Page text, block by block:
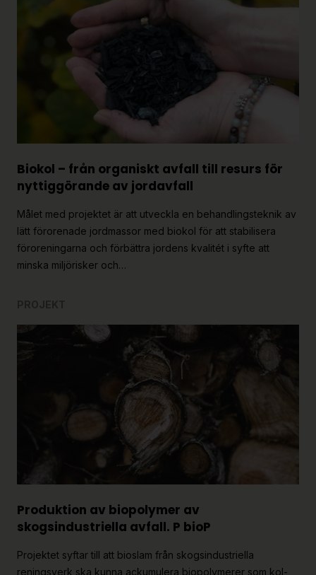
Biokol – från organiskt avfall till resurs för
nyttiggörande av jordavfall
Målet med projektet är att utveckla en behandlingsteknik av
lätt förorenade jordmassor med biokol för att stabilisera
föroreningarna och förbättra jordens kvalitét i syfte att
minska miljörisker och…
Produktion av biopolymer av
skogsindustriella avfall. P bioP
Projektet syftar till att bioslam från skogsindustriella
reningsverk ska kunna ackumulera biopolymerer som kol-